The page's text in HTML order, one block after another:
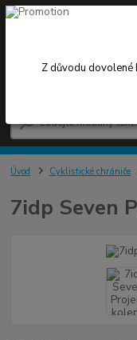
+420 608 030 119
Úvod Cyklistické chrániče
7idp Seven
Z důvodu dovolené